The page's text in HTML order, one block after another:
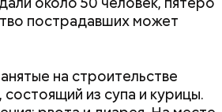
пострадавших может
на строительстве
из супа и курицы.
установили
попал 25-летний сын
Также отравленную
где может скрываться